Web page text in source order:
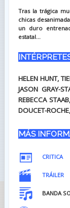
Tras la trágica
chicas
un duro
estatal...
HELEN HUNT,
JASON GRAY-
REBECCA
DOUCET-
MÁS
CRITICA
TRÁILER
BANDA